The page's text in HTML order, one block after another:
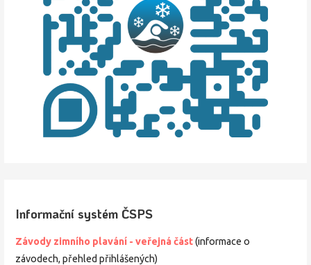
Informační systém ČSPS
Závody zimního plavání - veřejná část (informace o
závodech, přehled přihlášených)